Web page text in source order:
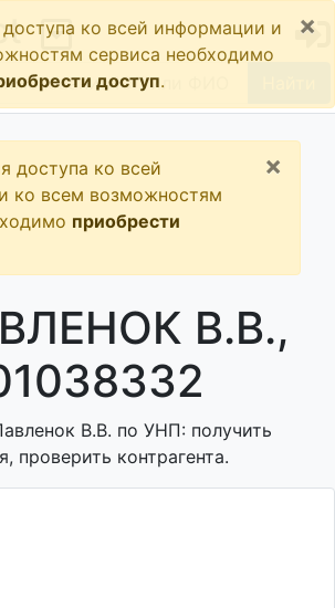
ко всей информации и
сервиса необходимо
доступ.
×
доступа ко всей
ко всем возможностям
приобрести
×
В.В.,
В.В. по УНП: получить
проверить контрагента.